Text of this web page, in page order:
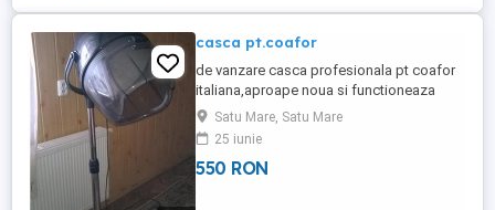
casca pt.coafor
de vanzare casca profesionala pt coafor
italiana,aproape noua si functioneaza
foerte bine
Satu Mare, Satu Mare
25 iunie
550 RON